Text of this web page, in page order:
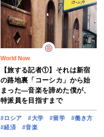
World Now
【旅する記者①】それは新宿
の路地裏「コーシカ」から始
まった―音楽を諦めた僕が、
特派員を目指すまで
#ロシア #大学 #留学
#働き方
#経済
#音楽